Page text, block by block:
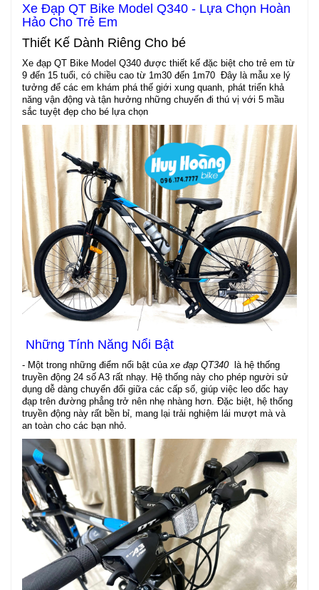
Xe Đạp QT Bike Model Q340 - Lựa Chọn Hoàn
Hảo Cho Trẻ Em
Thiết Kế Dành Riêng Cho bé
Xe đạp QT Bike Model Q340 được thiết kế đặc biệt cho trẻ em từ
9 đến 15 tuổi, có chiều cao từ 1m30 đến 1m70 Đây là mẫu xe lý
tưởng để các em khám phá thế giới xung quanh, phát triển khả
năng vận động và tận hưởng những chuyến đi thú vị với 5 mầu
sắc tuyệt đẹp cho bé lựa chọn
Những Tính Năng Nổi Bật
- Một trong những điểm nổi bật củaxe đạp QT340
là hệ thống
truyền động 24 số A3 rất nhạy. Hệ thống này cho phép người sử
dụng dễ dàng chuyển đổi giữa các cấp số, giúp việc leo dốc hay
đạp trên đường phẳng trở nên nhẹ nhàng hơn. Đặc biệt, hệ thống
truyền động này rất bền bỉ, mang lại trải nghiệm lái mượt mà và
an toàn cho các bạn nhỏ.